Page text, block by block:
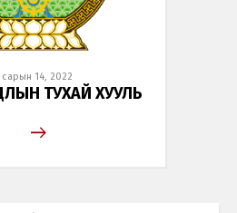
сарын 14, 2022
ТУХАЙ ХУУЛЬ